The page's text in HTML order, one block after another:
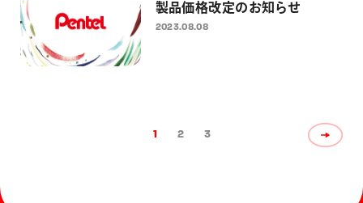
製品価格改定のお知らせ
2023.08.08
1 2 3